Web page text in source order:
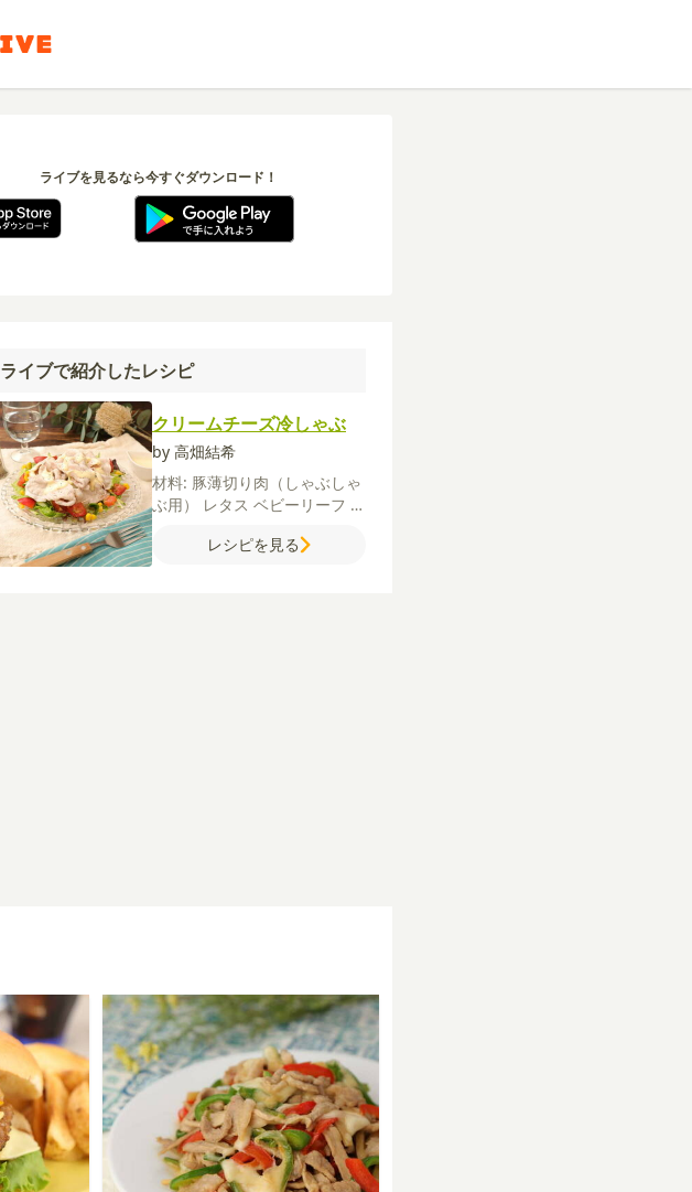
ライブを見るなら今すぐダウンロード！
ライブで紹介したレシピ
クリームチーズ冷しゃぶ
by 高畑結希
材料: 豚薄切り肉（しゃぶしゃ
ぶ用）
レタス ベビーリーフ き
粗びき黒こしょう
レシピを見る